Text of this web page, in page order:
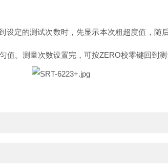
定的测试次数时，先显示本次粗超度值，随
。测量次数设置完，可按ZERO校零键回到